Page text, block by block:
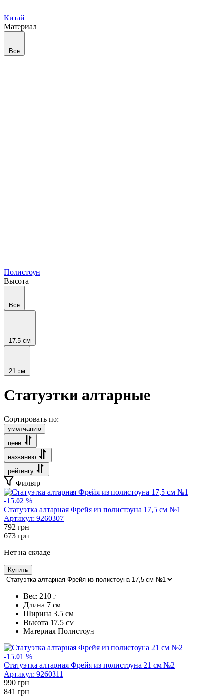
Китай
Материал
Все
Полистоун
Высота
Все
17.5 см
21 см
Статуэтки алтарные
Сортировать по:
умолчанию
цене
названию
рейтингу
Фильтр
-15.02 %
Статуэтка алтарная Фрейя из полистоуна 17,5 см №1
Артикул: 9260307
792 грн
673 грн
Нет на складе
Купить
Вес: 210 г
Длина 7 см
Ширина 3.5 см
Высота 17.5 см
Maтериал Полистоун
-15.01 %
Статуэтка алтарная Фрейя из полистоуна 21 см №2
Артикул: 9260311
990 грн
841 грн